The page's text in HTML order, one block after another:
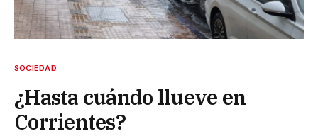
SOCIEDAD
¿Hasta cuándo llueve en
Corrientes?